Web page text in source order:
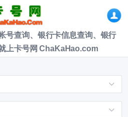
号查询、银行卡信息查询、银行
上卡号网 ChaKaHao.com